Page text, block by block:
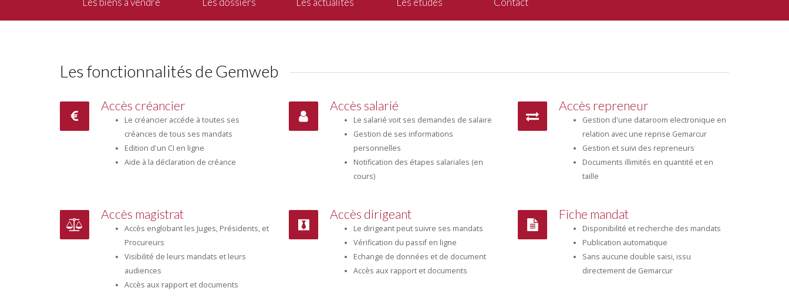
Les fonctionnalités de Gemweb
Accès créancier
Le créancier accéde à toutes ses
créances de tous ses mandats
Edition d'un CI en ligne
Aide à la déclaration de créance
Accès salarié
Le salarié voit ses demandes de salaire
Gestion de ses informations
personnelles
Notification des étapes salariales (en
cours)
Accès repreneur
Gestion d'une dataroom electronique en
relation avec une reprise Gemarcur
Gestion et suivi des repreneurs
Documents illimités en quantité et en
taille
Accès magistrat
Accès englobant les Juges, Présidents, et
Procureurs
Visibilité de leurs mandats et leurs
audiences
Accès aux rapport et documents
Accès dirigeant
Le dirigeant peut suivre ses mandats
Vérification du passif en ligne
Echange de données et de document
Accès aux rapport et documents
Fiche mandat
Disponibilité et recherche des mandats
Publication automatique
Sans aucune double saisi, issu
directement de Gemarcur